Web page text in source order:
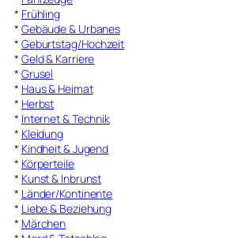
* Frühling
* Gebäude & Urbanes
* Geburtstag/Hochzeit
* Geld & Karriere
* Grusel
* Haus & Heimat
* Herbst
* Internet & Technik
* Kleidung
* Kindheit & Jugend
* Körperteile
* Kunst & Inbrunst
* Länder/Kontinente
* Liebe & Beziehung
* Märchen